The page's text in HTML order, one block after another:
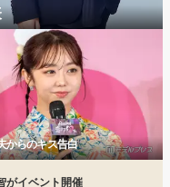
からのキス告白
がイベント開催